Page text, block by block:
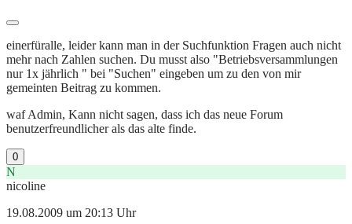
einerfüralle, leider kann man in der Suchfunktion Fragen auch nicht
mehr nach Zahlen suchen. Du musst also "Betriebsversammlungen
nur 1x jährlich " bei "Suchen" eingeben um zu den von mir
gemeinten Beitrag zu kommen.
waf Admin, Kann nicht sagen, dass ich das neue Forum
benutzerfreundlicher als das alte finde.
0
N
nicoline
19.08.2009 um 20:13 Uhr